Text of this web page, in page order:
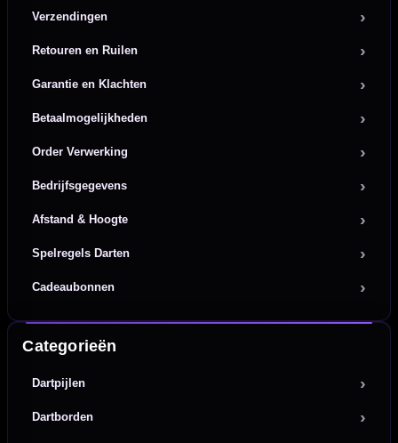
Verzendingen
Retouren en Ruilen
Garantie en Klachten
Betaalmogelijkheden
Order Verwerking
Bedrijfsgegevens
Afstand & Hoogte
Spelregels Darten
Cadeaubonnen
Categorieën
Dartpijlen
Dartborden